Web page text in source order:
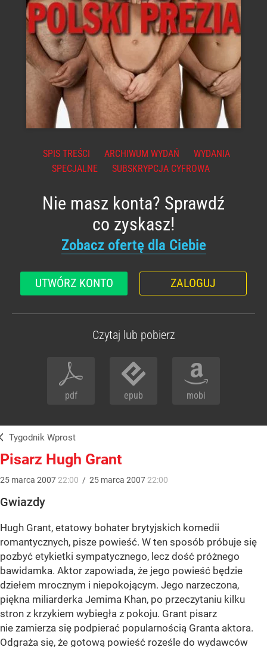
SPIS TREŚCI ARCHIWUM WYDAŃ
WYDANIA
SPECJALNE
SUBSKRYPCJA CYFROWA
Nie masz konta? Sprawdź
co zyskasz!
Zobacz ofertę dla Ciebie
UTWÓRZ KONTO ZALOGUJ
Czytaj lub pobierz
pdf epub mobi
Tygodnik Wprost
Pisarz Hugh Grant
25 marca 2007 22:00 / 25 marca 2007 22:00
Gwiazdy
Hugh Grant, etatowy bohater brytyjskich komedii
romantycznych, pisze powieść. W ten sposób próbuje się
pozbyć etykietki sympatycznego, lecz dość próżnego
bawidamka. Aktor zapowiada, że jego powieść będzie
dziełem mrocznym i niepokojącym. Jego narzeczona,
piękna miliarderka Jemima Khan, po przeczytaniu kilku
stron z krzykiem wybiegła z pokoju. Grant pisarz
nie zamierza się podpierać popularnością Granta aktora.
Odgraża się, że gotową powieść roześle do wydawców